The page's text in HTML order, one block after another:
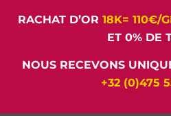
RACHAT D’OR 18K= 110€/
ET 0% DE
NOUS RECEVONS
+32 (0)475